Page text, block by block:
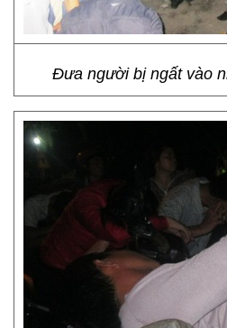
Đưa người bị ngất vào